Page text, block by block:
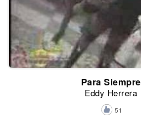
Para Siempre
Eddy Herrera
51